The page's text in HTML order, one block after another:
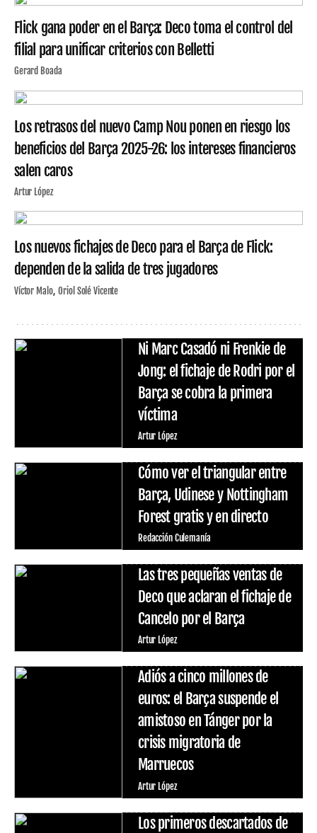
Flick gana poder en el Barça: Deco toma el control del
filial para unificar criterios con Belletti
Gerard Boada
Los retrasos del nuevo Camp Nou ponen en riesgo los
beneficios del Barça 2025-26: los intereses financieros
salen caros
Artur López
Los nuevos fichajes de Deco para el Barça de Flick:
dependen de la salida de tres jugadores
Víctor Malo Oriol Solé Vicente
Ni Marc Casadó ni Frenkie de
Jong: el fichaje de Rodri por el
Barça se cobra la primera
víctima
Artur López
Cómo ver el triangular entre
Barça, Udinese y Nottingham
Forest gratis y en directo
Redacción Culemanía
Las tres pequeñas ventas de
Deco que aclaran el fichaje de
Cancelo por el Barça
Artur López
Adiós a cinco millones de
euros: el Barça suspende el
amistoso en Tánger por la
crisis migratoria de
Marruecos
Artur López
Los primeros descartados de